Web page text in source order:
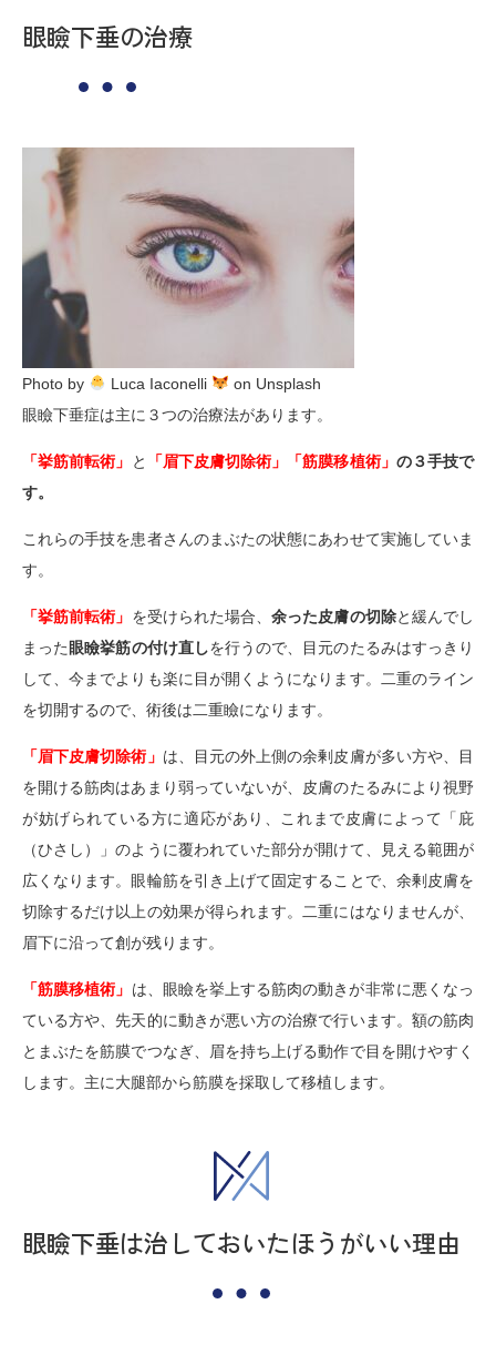
眼瞼下垂の治療
Photo by Luca Iaconelli
on Unsplash
眼瞼下垂症は主に３つの治療法があります。
「挙筋前転術」 と 「眉下皮膚切除術」「筋膜移植術」 の３手技で
す。
これらの手技を患者さんのまぶたの状態にあわせて実施していま
す。
「挙筋前転術」 を受けられた場合、余った皮膚の切除と緩んでし
まった 眼瞼挙筋の付け直しを行うので、目元のたるみはすっきり
して、今までよりも楽に目が開くようになります。二重のライン
を切開するので、術後は二重瞼になります。
「眉下皮膚切除術」 は、目元の外上側の余剰皮膚が多い方や、目
を開ける筋肉はあまり弱っていないが、皮膚のたるみにより視野
が妨げられている方に適応があり、これまで皮膚によって「庇
（ひさし）」のように覆われていた部分が開けて、見える範囲が
広くなります。眼輪筋を引き上げて固定することで、余剰皮膚を
切除するだけ以上の効果が得られます。二重にはなりませんが、
眉下に沿って創が残ります。
「筋膜移植術」 は、眼瞼を挙上する筋肉の動きが非常に悪くなっ
ている方や、先天的に動きが悪い方の治療で行います。額の筋肉
とまぶたを筋膜でつなぎ、眉を持ち上げる動作で目を開けやすく
します。主に大腿部から筋膜を採取して移植します。
眼瞼下垂は治しておいたほうがいい理由